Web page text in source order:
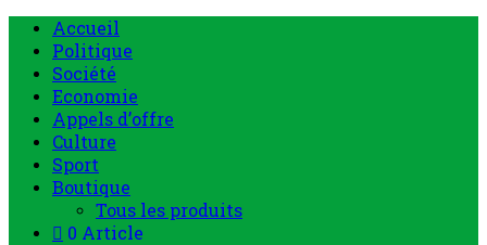
Accueil
Politique
Société
Economie
Appels d’offre
Culture
Sport
Boutique
Tous les produits
0 Article